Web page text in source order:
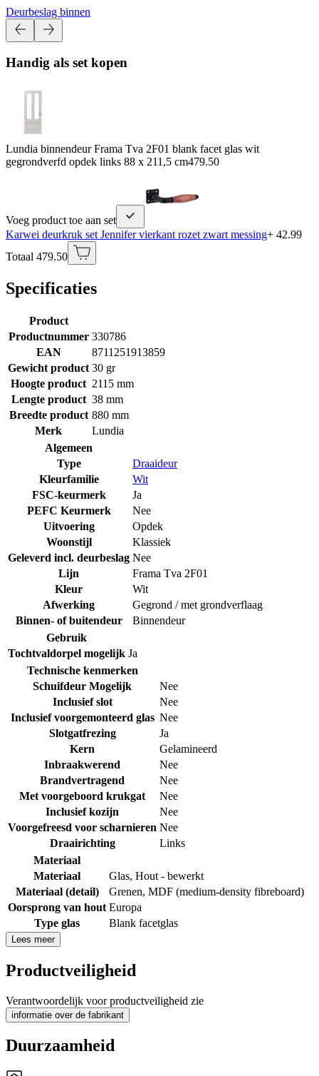
Deurbeslag binnen
Handig als set kopen
Lundia binnendeur Frama Tva 2F01 blank facet glas wit
gegrondverfd opdek links 88 x 211,5 cm479.50
Voeg product toe aan set
Karwei deurkruk set Jennifer vierkant rozet zwart messing+ 42.99
Totaal 479.50
Specificaties
Product
Productnummer 330786
EAN
8711251913859
Gewicht product 30 gr
Hoogte product 2115 mm
Lengte product 38 mm
Breedte product 880 mm
Merk
Lundia
Algemeen
Type
Draaideur
Kleurfamilie
Wit
FSC-keurmerk
Ja
PEFC Keurmerk
Nee
Uitvoering
Opdek
Woonstijl
Klassiek
Geleverd incl. deurbeslag Nee
Lijn
Frama Tva 2F01
Kleur
Wit
Afwerking
Gegrond / met grondverflaag
Binnen- of buitendeur
Binnendeur
Gebruik
Tochtvaldorpel mogelijk Ja
Technische kenmerken
Schuifdeur Mogelijk
Nee
Inclusief slot
Nee
Inclusief voorgemonteerd glas Nee
Slotgatfrezing
Ja
Kern
Gelamineerd
Inbraakwerend
Nee
Brandvertragend
Nee
Met voorgeboord krukgat
Nee
Inclusief kozijn
Nee
Voorgefreesd voor scharnieren Nee
Draairichting
Links
Materiaal
Materiaal
Glas, Hout - bewerkt
Materiaal (detail)
Grenen, MDF (medium-density fibreboard)
Oorsprong van hout Europa
Type glas
Blank facetglas
Lees meer
Productveiligheid
Verantwoordelijk voor productveiligheid zie
informatie over de fabrikant
Duurzaamheid